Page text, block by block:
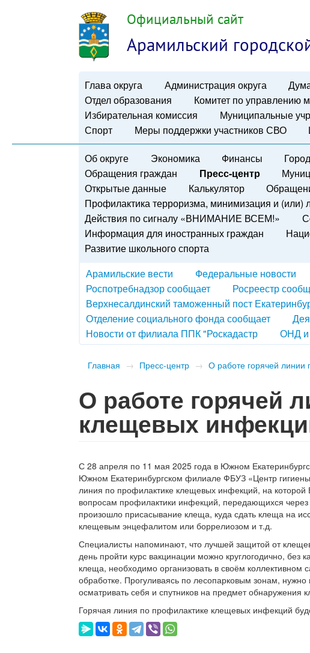
Официальный сайт
Арамильский
Глава округа Администрация округа
Отдел образования
Комитет по управлению
Избирательная комиссия
Муниципальные
Спорт
Меры поддержки участников СВО
Об округе Экономика Финансы
Обращения граждан
Пресс-центр
Открытые данные
Калькулятор
Профилактика терроризма, минимизация и (или)
Действия по сигналу «ВНИМАНИЕ ВСЕМ!»
Информация для иностранных граждан
Развитие школьного спорта
Арамильские вести
Федеральные новости
Роспотребнадзор сообщает
Росреестр
Верхнесалдинский таможенный пост
Отделение социального фонда сообщает
Новости от филиала ППК "Роскадастр
ОНД и
Главная → Пресс-центр → ​О работе горячей
​О работе горячей
клещевых
С 28 апреля по 11 мая 2025 года в Южном
Южном Екатеринбургском филиале ФБУЗ «Центр
линия по профилактике клещевых инфекций, на
вопросам профилактики инфекций, передающихся через
произошло присасывание клеща, куда сдать клеща на
клещевым энцефалитом или боррелиозом и т.д.
Специалисты напоминают, что лучшей защитой от
день пройти курс вакцинации можно круглогодично, без
клеща, необходимо организовать в своём коллективном
обработке. Прогуливаясь по лесопарковым зонам,
осматривать себя и спутников на предмет обнаружения
Горячая линия по профилактике клещевых инфекций